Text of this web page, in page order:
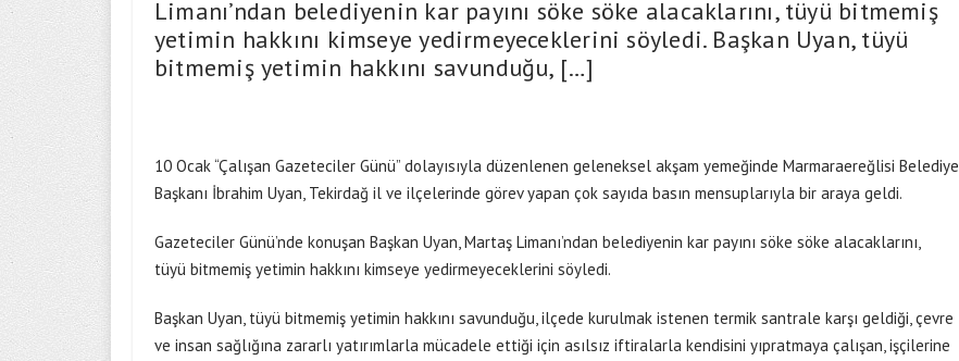
Limanı’ndan belediyenin kar payını söke söke alacaklarını, tüyü bitmemiş
yetimin hakkını kimseye yedirmeyeceklerini söyledi. Başkan Uyan, tüyü
bitmemiş yetimin hakkını savunduğu, […]
10 Ocak “Çalışan Gazeteciler Günü” dolayısıyla düzenlenen geleneksel akşam yemeğinde Marmaraereğlisi Belediye
Başkanı İbrahim Uyan, Tekirdağ il ve ilçelerinde görev yapan çok sayıda basın mensuplarıyla bir araya geldi.
Gazeteciler Günü’nde konuşan Başkan Uyan, Martaş Limanı’ndan belediyenin kar payını söke söke alacaklarını,
tüyü bitmemiş yetimin hakkını kimseye yedirmeyeceklerini söyledi.
Başkan Uyan, tüyü bitmemiş yetimin hakkını savunduğu, ilçede kurulmak istenen termik santrale karşı geldiği, çevre
ve insan sağlığına zararlı yatırımlarla mücadele ettiği için asılsız iftiralarla kendisini yıpratmaya çalışan, işçilerine